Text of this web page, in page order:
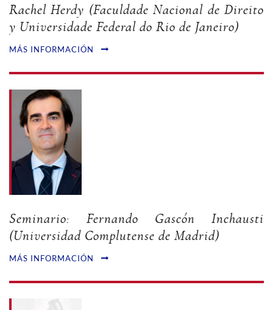
Rachel Herdy (Faculdade Nacional de Direito
y Universidade Federal do Rio de Janeiro)
MÁS INFORMACIÓN
Seminario: Fernando Gascón Inchausti
(Universidad Complutense de Madrid)
MÁS INFORMACIÓN